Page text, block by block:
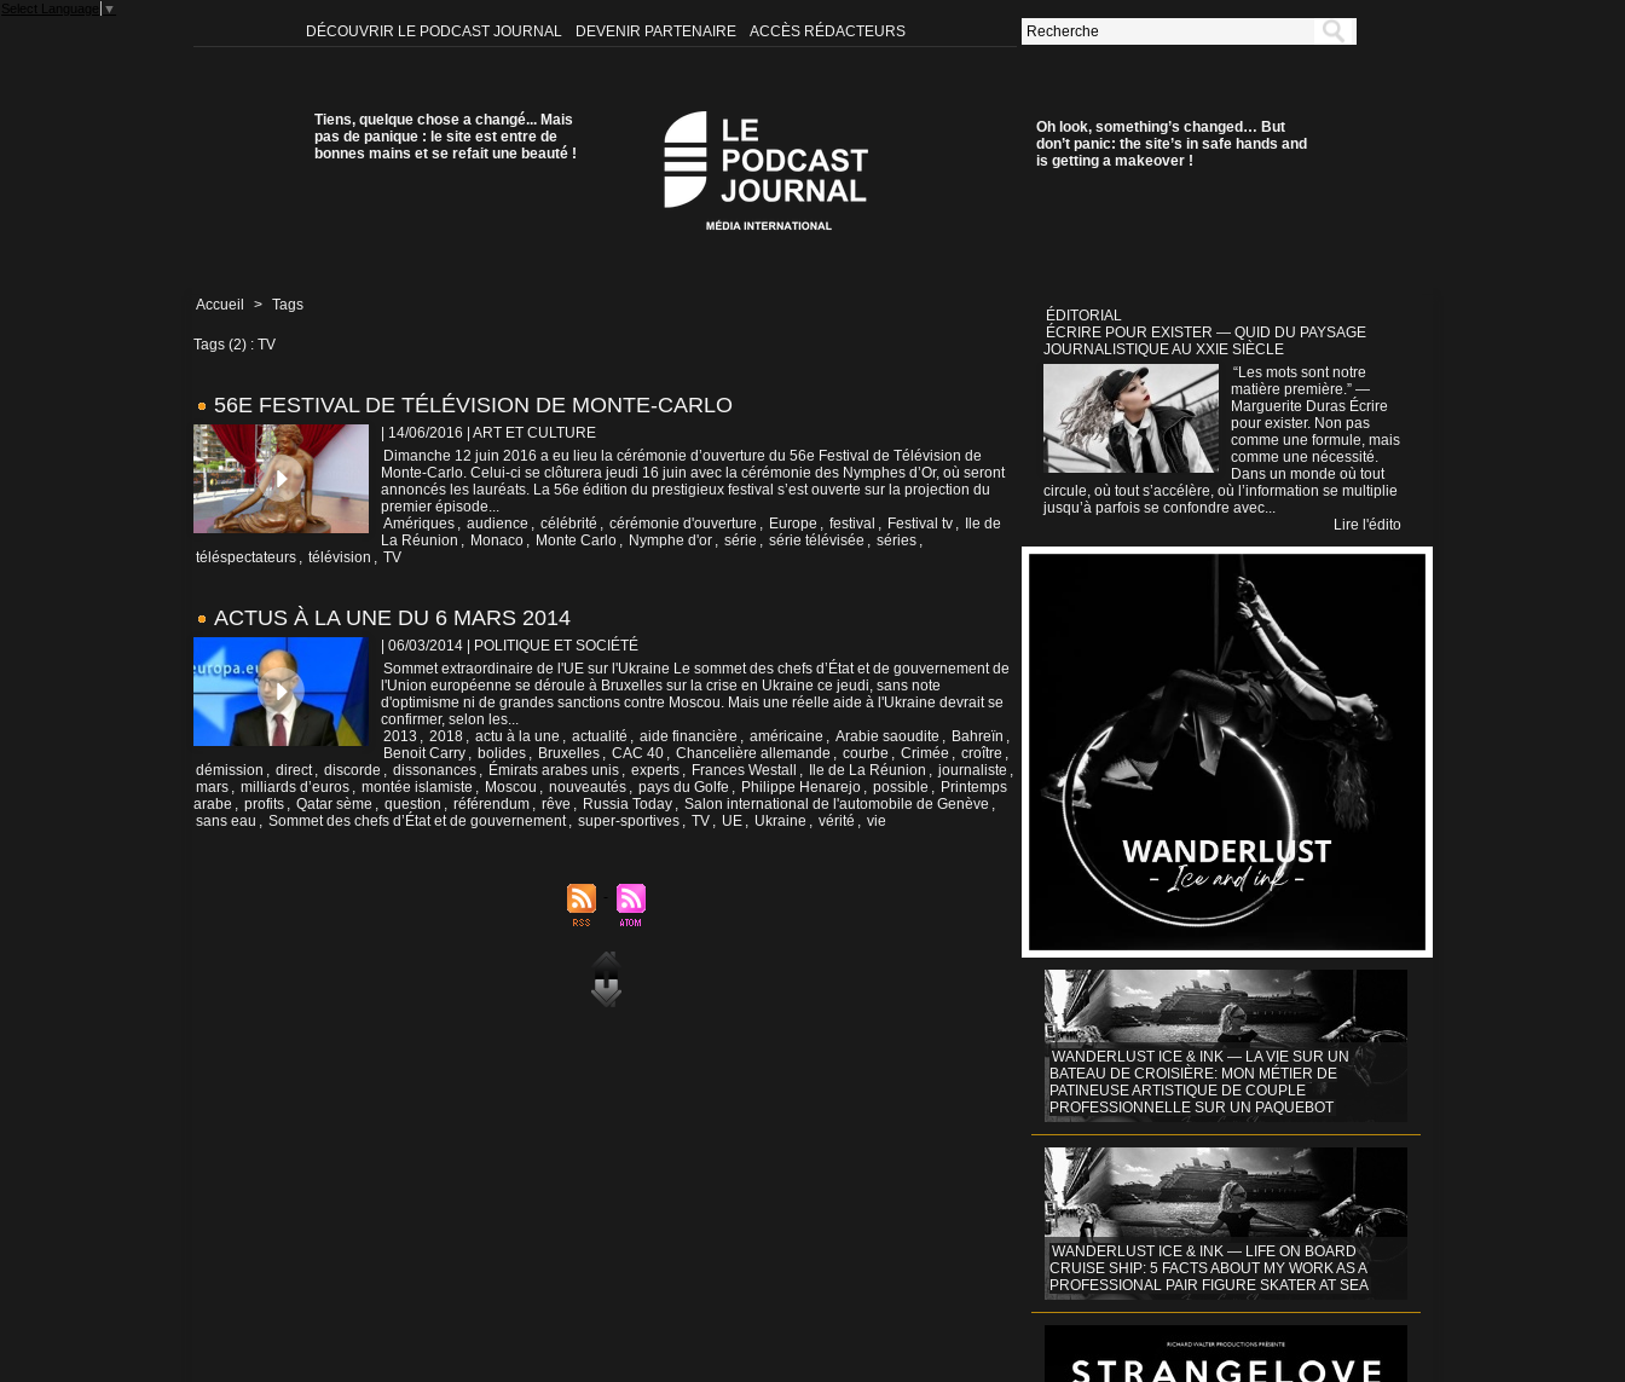
Select Language ▼
DÉCOUVRIR LE PODCAST JOURNAL DEVENIR PARTENAIRE ACCÈS RÉDACTEURS
Tiens, quelque chose a changé... Mais
pas de panique : le site est entre de
bonnes mains et se refait une beauté !
Oh look, something’s changed… But
don’t panic: the site’s in safe hands and
is getting a makeover !
Accueil > Tags
Tags (2) : TV
56E FESTIVAL DE TÉLÉVISION DE MONTE-CARLO
| 14/06/2016
ART ET CULTURE
Dimanche 12 juin 2016 a eu lieu la cérémonie d’ouverture du 56e Festival de Télévision de
Monte-Carlo. Celui-ci se clôturera jeudi 16 juin avec la cérémonie des Nymphes d’Or, où seront
annoncés les lauréats. La 56e édition du prestigieux festival s’est ouverte sur la projection du
premier épisode...
Amériques , audience , célébrité , cérémonie d'ouverture , Europe , festival , Festival tv ,
Ile de
La Réunion , Monaco , Monte Carlo , Nymphe d'or , série , série télévisée , séries ,
téléspectateurs , télévision , TV
ACTUS À LA UNE DU 6 MARS 2014
| 06/03/2014
POLITIQUE ET SOCIÉTÉ
Sommet extraordinaire de l'UE sur l'Ukraine Le sommet des chefs d’État et de gouvernement de
l'Union européenne se déroule à Bruxelles sur la crise en Ukraine ce jeudi, sans note
d'optimisme ni de grandes sanctions contre Moscou. Mais une réelle aide à l'Ukraine devrait se
confirmer, selon les...
2013 , 2018 , actu à la une , actualité , aide financière , américaine , Arabie saoudite , Bahreïn ,
Benoit Carry , bolides , Bruxelles , CAC 40 , Chancelière allemande , courbe , Crimée , croître ,
démission , direct , discorde , dissonances , Émirats arabes unis , experts , Frances Westall , Ile de La Réunion , journaliste ,
mars , milliards d’euros , montée islamiste , Moscou , nouveautés , pays du Golfe , Philippe Henarejo , possible , Printemps
arabe , profits , Qatar sème , question , référendum , rêve , Russia Today , Salon international de l'automobile de Genève ,
sans eau , Sommet des chefs d’État et de gouvernement , super-sportives , TV , UE , Ukraine , vérité , vie
ÉDITORIAL
ÉCRIRE POUR EXISTER — QUID DU PAYSAGE
JOURNALISTIQUE AU XXIE SIÈCLE
“Les mots sont notre
matière première.” —
Marguerite Duras Écrire
pour exister. Non pas
comme une formule, mais
comme une nécessité.
Dans un monde où tout
circule, où tout s’accélère, où l’information se multiplie
jusqu’à parfois se confondre avec...
Lire l'édito
WANDERLUST ICE & INK — LA VIE SUR UN
BATEAU DE CROISIÈRE: MON MÉTIER DE
PATINEUSE ARTISTIQUE DE COUPLE
PROFESSIONNELLE SUR UN PAQUEBOT
WANDERLUST ICE & INK — LIFE ON BOARD
CRUISE SHIP: 5 FACTS ABOUT MY WORK AS A
PROFESSIONAL PAIR FIGURE SKATER AT SEA